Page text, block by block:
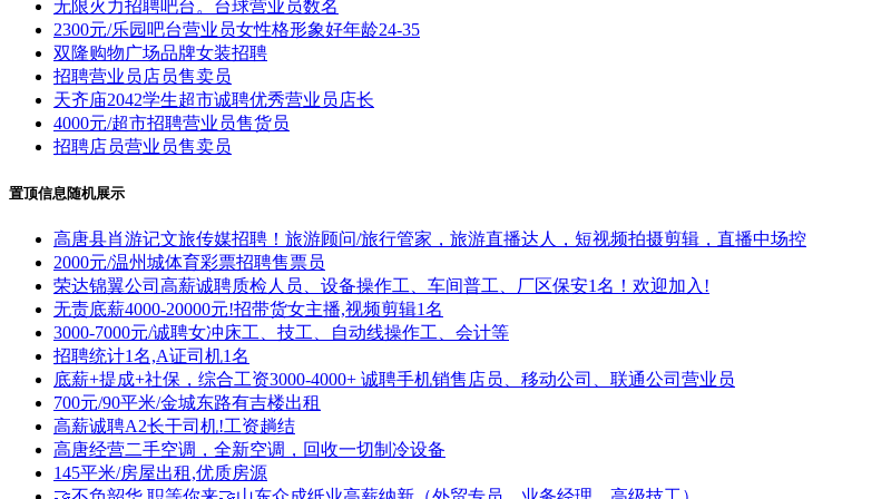
无限火力招聘吧台。台球营业员数名
2300元/乐园吧台营业员女性格形象好年龄24-35
双隆购物广场品牌女装招聘
招聘营业员店员售卖员
天齐庙2042学生超市诚聘优秀营业员店长
4000元/超市招聘营业员售货员
招聘店员营业员售卖员
置顶信息随机展示
高唐县肖游记文旅传媒招聘！旅游顾问/旅行管家，旅游直播达人，短视频拍摄剪辑，直播中场控
2000元/温州城体育彩票招聘售票员
荣达锦翼公司高薪诚聘质检人员、设备操作工、车间普工、厂区保安1名！欢迎加入!
无责底薪4000-20000元!招带货女主播,视频剪辑1名
3000-7000元/诚聘女冲床工、技工、自动线操作工、会计等
招聘统计1名,A证司机1名
底薪+提成+社保，综合工资3000-4000+ 诚聘手机销售店员、移动公司、联通公司营业员
700元/90平米/金城东路有吉楼出租
高薪诚聘A2长干司机!工资趟结
高唐经营二手空调，全新空调，回收一切制冷设备
145平米/房屋出租,优质房源